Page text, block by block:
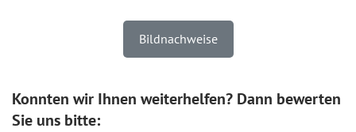
Bildnachweise
Konnten wir Ihnen weiterhelfen? Dann bewerten
Sie uns bitte: